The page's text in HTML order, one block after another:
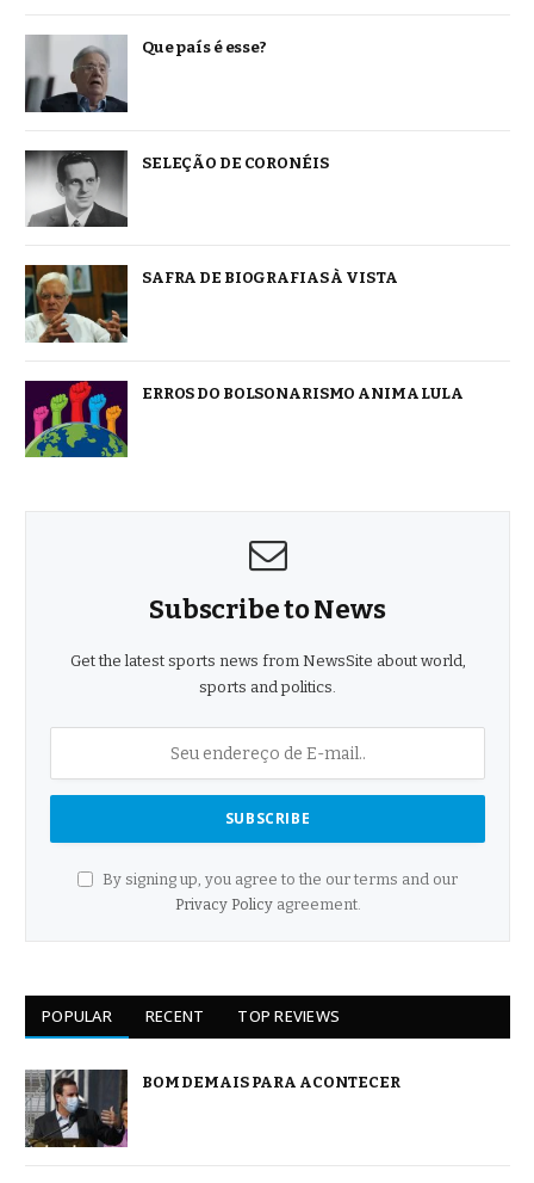
Que país é esse?
SELEÇÃO DE CORONÉIS
SAFRA DE BIOGRAFIAS À VISTA
ERROS DO BOLSONARISMO ANIMA LULA
Subscribe to News
Get the latest sports news from NewsSite about world,
sports and politics.
By signing up, you agree to the our terms and our
Privacy Policyagreement.
POPULAR RECENT TOP REVIEWS
BOM DEMAIS PARA ACONTECER